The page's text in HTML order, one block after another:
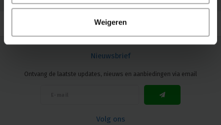
Weigeren
© Copyright 2026 Megalight sa/nv - Theme byShopmonkey
Nieuwsbrief
Ontvang de laatste updates, nieuws en aanbiedingen via email
Volg ons